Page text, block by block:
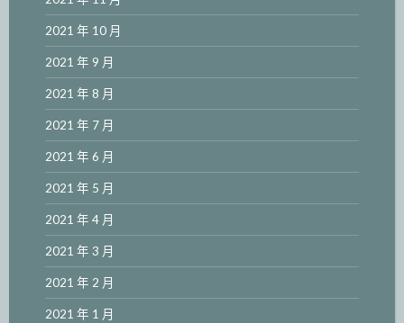
2021 年 10 月
2021 年 9 月
2021 年 8 月
2021 年 7 月
2021 年 6 月
2021 年 5 月
2021 年 4 月
2021 年 3 月
2021 年 2 月
2021 年 1 月